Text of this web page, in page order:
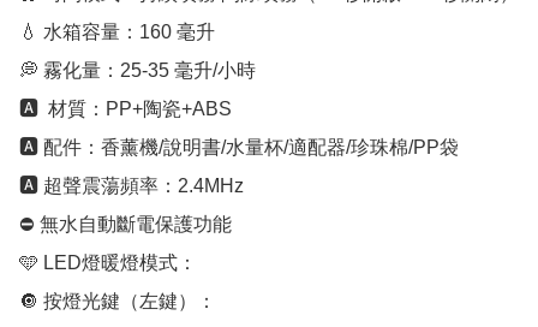
💧 水箱容量：160 毫升
💭 霧化量：25-35 毫升/小時
🅰️  材質：PP+陶瓷+ABS
🅰️ 配件：香薰機/說明書/水量杯/適配器/珍珠棉/PP袋
🅰️ 超聲震蕩頻率：2.4MHz
⛔ 無水自動斷電保護功能
🩵 LED燈暖燈模式：
🔘 按燈光鍵（左鍵）：